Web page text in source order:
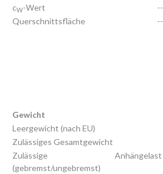
cW-Wert --
Querschnittsfläche
--
Gewicht
Leergewicht (nach EU)
Zulässiges Gesamtgewicht
Zulässige Anhängelast
(gebremst/ungebremst)